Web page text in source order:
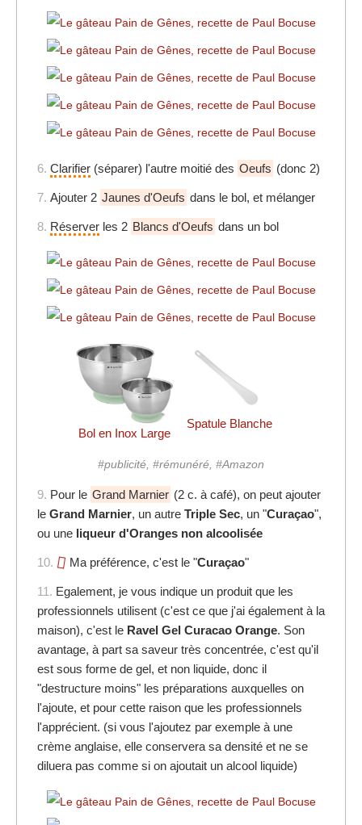
6. Clarifier (séparer) l'autre moitié des Oeufs (donc 2)
7. Ajouter 2 Jaunes d'Oeufs dans le bol, et mélanger
8. Réserver les 2 Blancs d'Oeufs dans un bol
Bol en Inox Large
Spatule Blanche
#publicité, #rémunéré, #Amazon
9. Pour le Grand Marnier (2 c. à café), on peut ajouter
le Grand Marnier, un autre Triple Sec, un "Curaçao",
ou une liqueur d'Oranges non alcoolisée
10. Ma préférence, c'est le "Curaçao"
11. Egalement, je vous indique un produit que les
professionnels utilisent (c'est ce que j'ai également à la
maison), c'est le Ravel Gel Curacao Orange. Son
avantage, à part sa saveur très concentrée, c'est qu'il
est sous forme de gel, et non liquide, donc il
"destructure moins" les préparations auxquelles on
l'ajoute, et pour cette raison que les professionnels
l'apprécient. (si vous l'ajoutez par exemple à une
crème anglaise, elle conservera sa densité et ne se
diluera pas comme si on ajoutait un alcool liquide)